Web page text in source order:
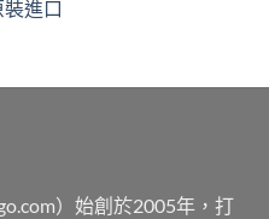
進口
）始創於2005年，打